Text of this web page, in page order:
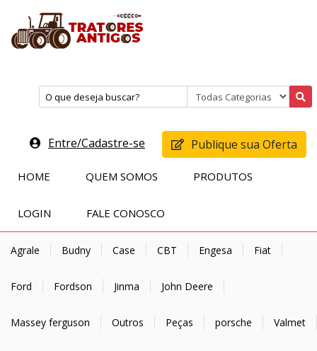
Entre/Cadastre-se Publique sua Oferta
HOME QUEM SOMOS PRODUTOS
LOGIN FALE CONOSCO
Agrale Budny Case CBT Engesa Fiat
Ford Fordson Jinma John Deere
Massey ferguson Outros Peças porsche Valmet